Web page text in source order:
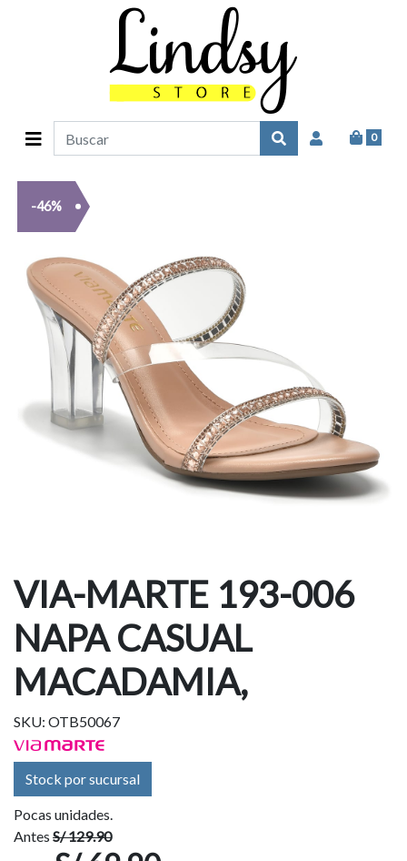
0
-46%
VIA-MARTE 193-006
NAPA CASUAL
MACADAMIA,
SKU: OTB50067
Stock por sucursal
Pocas unidades.
Antes S/ 129.90